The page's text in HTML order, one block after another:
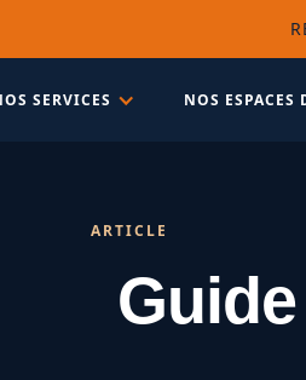
SERVICES NOS ESPACES
ARTICLE